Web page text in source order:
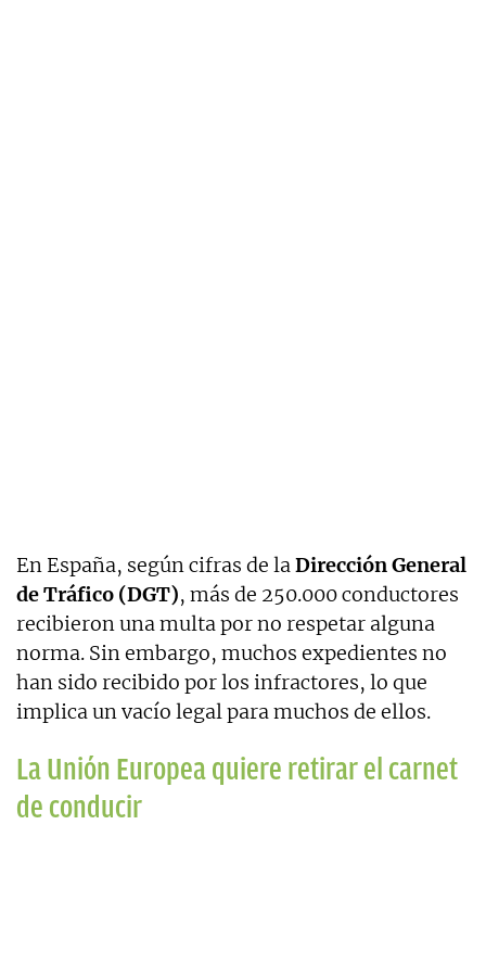
En España, según cifras de laDirección General
de Tráfico (DGT), más de 250.000 conductores
recibieron una multa por no respetar alguna
norma. Sin embargo, muchos expedientes no
han sido recibido por los infractores, lo que
implica un vacío legal para muchos de ellos.
La Unión Europea quiere retirar el carnet
de conducir